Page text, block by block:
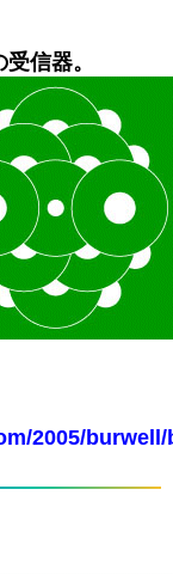
信器。
2005/burwell/